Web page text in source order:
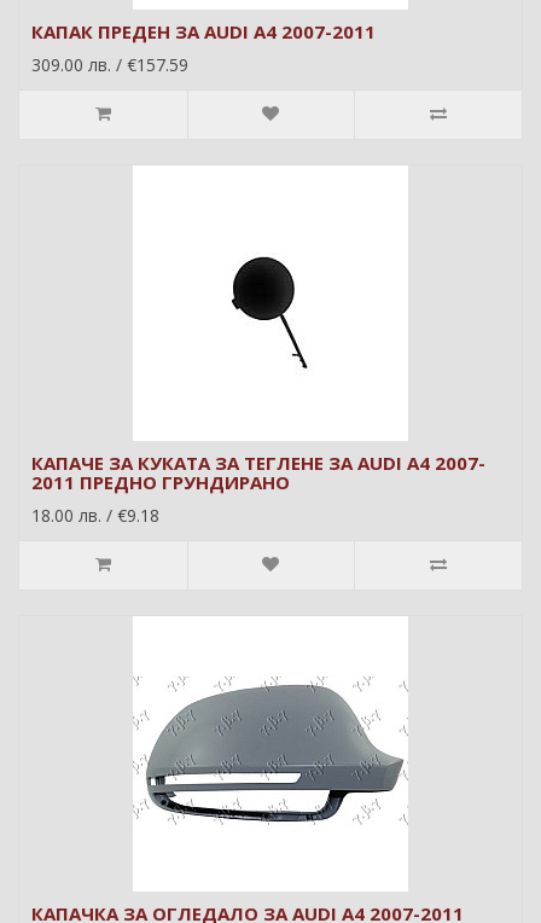
КАПАК ПРЕДЕН ЗА AUDI A4 2007-2011
309.00 лв. / €157.59
КАПАЧЕ ЗА КУКАТА ЗА ТЕГЛЕНЕ ЗА AUDI A4 2007-
2011 ПРЕДНО ГРУНДИРАНО
18.00 лв. / €9.18
КАПАЧКА ЗА ОГЛЕДАЛО ЗА AUDI A4 2007-2011